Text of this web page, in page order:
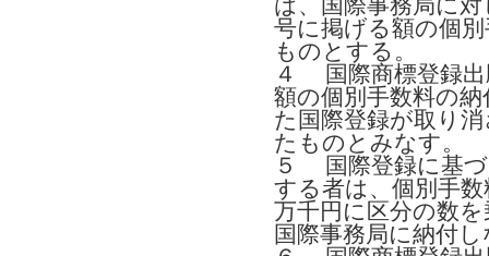
は、国際事務局に
号に掲げる額の個
ものとする。
４ 国際商標登録出
額の個別手数料の
た国際登録が取り
たものとみなす。
５ 国際登録に基づ
する者は、個別手
万千円に区分の数
国際事務局に納付